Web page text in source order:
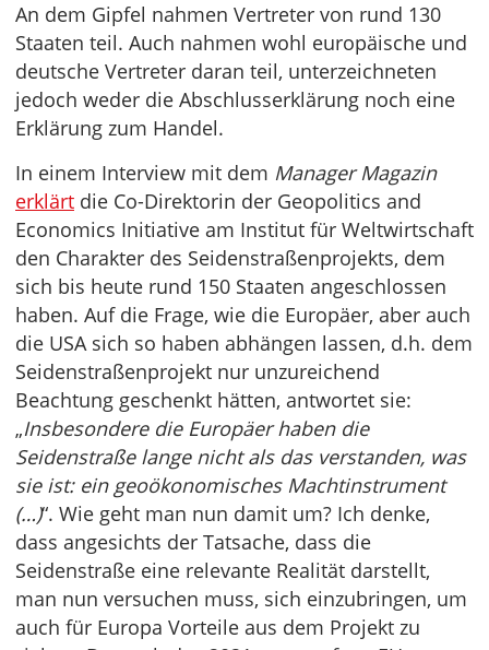
An dem Gipfel nahmen Vertreter von rund 130
Staaten teil. Auch nahmen wohl europäische und
deutsche Vertreter daran teil, unterzeichneten
jedoch weder die Abschlusserklärung noch eine
Erklärung zum Handel.
In einem Interview mit dem Manager Magazin
erklärt die Co-Direktorin der Geopolitics and
Economics Initiative am Institut für Weltwirtschaft
den Charakter des Seidenstraßenprojekts, dem
sich bis heute rund 150 Staaten angeschlossen
haben. Auf die Frage, wie die Europäer, aber auch
die USA sich so haben abhängen lassen, d.h. dem
Seidenstraßenprojekt nur unzureichend
Beachtung geschenkt hätten, antwortet sie:
„Insbesondere die Europäer haben die
Seidenstraße lange nicht als das verstanden, was
sie ist: ein geoökonomisches Machtinstrument
(…)“. Wie geht man nun damit um? Ich denke,
dass angesichts der Tatsache, dass die
Seidenstraße eine relevante Realität darstellt,
man nun versuchen muss, sich einzubringen, um
auch für Europa Vorteile aus dem Projekt zu